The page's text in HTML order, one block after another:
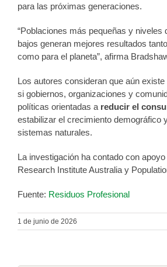
para las próximas generaciones.
“Poblaciones más pequeñas y niveles
bajos generan mejores resultados
como para el planeta”, afirma
Los autores consideran que aún
si gobiernos, organizaciones y
políticas orientadas a reducir el
estabilizar el crecimiento demográfico
sistemas naturales.
La investigación ha contado con
Research Institute Australia y
Fuente: Residuos Profesional
1 de junio de 2026